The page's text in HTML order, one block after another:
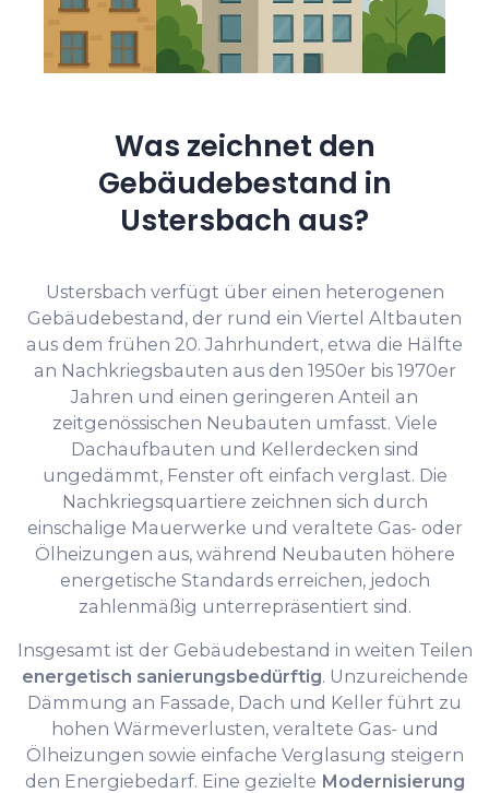
Was zeichnet den
Gebäudebestand in
Ustersbach aus?
Ustersbach verfügt über einen heterogenen
Gebäudebestand, der rund ein Viertel Altbauten
aus dem frühen 20. Jahrhundert, etwa die Hälfte
an Nachkriegsbauten aus den 1950er bis 1970er
Jahren und einen geringeren Anteil an
zeitgenössischen Neubauten umfasst. Viele
Dachaufbauten und Kellerdecken sind
ungedämmt, Fenster oft einfach verglast. Die
Nachkriegsquartiere zeichnen sich durch
einschalige Mauerwerke und veraltete Gas- oder
Ölheizungen aus, während Neubauten höhere
energetische Standards erreichen, jedoch
zahlenmäßig unterrepräsentiert sind.
Insgesamt ist der Gebäudebestand in weiten Teilen
energetisch sanierungsbedürftig. Unzureichende
Dämmung an Fassade, Dach und Keller führt zu
hohen Wärmeverlusten, veraltete Gas- und
Ölheizungen sowie einfache Verglasung steigern
den Energiebedarf. Eine gezielte Modernisierung